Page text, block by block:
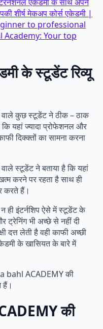
शीर्ष मेकअप कोर्स एकेडमी |
to professional
Your top
के स्टूडेंट रिव्यू
वाले कुछ स्टूडेंट ने ठीक – ठाक
यहां ज्यादा प्रोफेशनल और
दिक्क्तों का सामना करना
स्टूडेंट ने बताया है कि यहां
करने पर रहता है साथ ही
करते हैं।
ही इंटर्नशिप ऐसे में स्टूडेंट के
ट्रेनिंग भी अच्छे से नहीं दी
दत्त लेती है वही काफी अच्छी
के खासियत के बारे में
bahl ACADEMY की
हैं।
की